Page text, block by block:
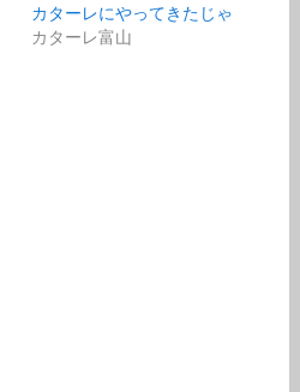
カターレにやってきたじゃ
カターレ富山